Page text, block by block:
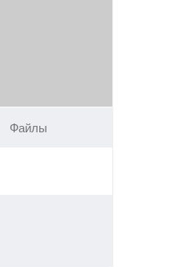
Файлы